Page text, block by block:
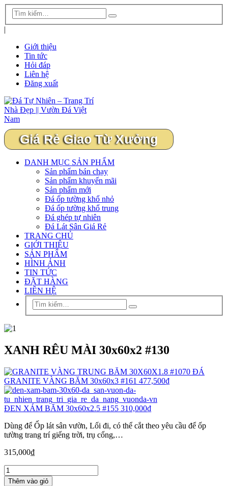
|
Giới thiệu
Tin tức
Hỏi đáp
Liên hệ
Đăng xuất
Giá Rẻ Giao Từ Xưởng
DANH MỤC SẢN PHẨM
Sản phẩm bán chạy
Sản phẩm khuyến mãi
Sản phẩm mới
Đá ốp tường khổ nhỏ
Đá ốp tường khổ trung
Đá ghép tự nhiên
Đá Lát Sân Giá Rẻ
TRANG CHỦ
GIỚI THIỆU
SẢN PHẨM
HÌNH ẢNH
TIN TỨC
ĐẶT HÀNG
LIÊN HỆ
XANH RÊU MÀI 30x60x2 #130
ĐÁ
GRANITE VÀNG BĂM 30x60x3 #161 477,500₫
ĐEN XÁM BĂM 30x60x2.5 #155 310,000₫
Dùng để Ốp lát sân vườn, Lối đi, có thể cắt theo yêu cầu để ốp
tường trang trí giếng trời, trụ cổng,…
315,000₫
Thêm vào giỏ